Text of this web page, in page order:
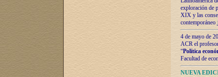
exploración de
XIX y las
contemporáneo
4 de mayo de
ACR el
“Política
Facultad de
NUEVA